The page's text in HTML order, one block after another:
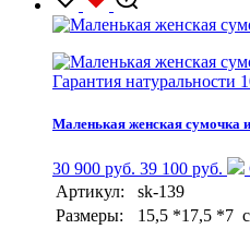
Гарантия натуральности
Маленькая женская сумочка
30 900 руб. 39 100 руб.
Артикул:
sk-139
Размеры:
15,5 *17,5 *7